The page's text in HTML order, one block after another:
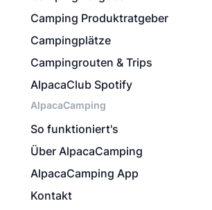
Camping Produktratgeber
Campingplätze
Campingrouten & Trips
AlpacaClub Spotify
AlpacaCamping
So funktioniert's
Über AlpacaCamping
AlpacaCamping App
Kontakt